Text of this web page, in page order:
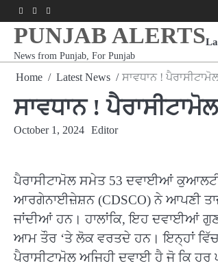
to
content
Facebook
YoutubeInstagram
PUNJAB ALERTS
News from Punjab, For Punjab
Home Latest News ਸਾਵਧਾਨ !
ਸਾਵਧਾਨ !
October 1, 2024 Editor
ਪੈਰਾਸੀਟਾਮੋਲ ਸਮੇਤ 53 ਦਵਾਈਆਂ
ਆਰਗੇਨਾਈਜ਼ੇਸ਼ਨ (CDSCO) ਨੇ ਆਪਣੀ
ਜਾਂਦੀਆਂ ਹਨ। ਹਾਲਾਂਕਿ, ਇਹ ਦਵਾਈਆਂ
ਆਮ ਤੌਰ ‘ਤੇ ਲੋਕ ਵਰਤਦੇ ਹਨ। ਇਨ੍ਹਾਂ ਵਿੱਚ
ਪੈਰਾਸੀਟਾਮੋਲ ਅਜਿਹੀ ਦਵਾਈ ਹੈ ਜੋ ਕਿ